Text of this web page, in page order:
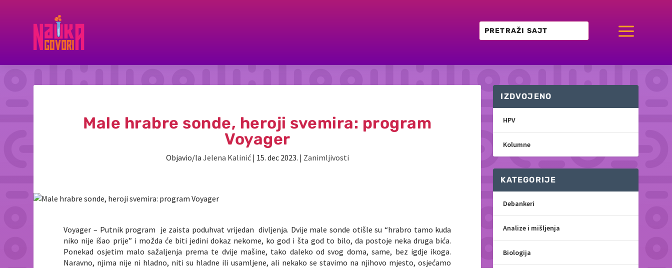
a
Male hrabre sonde, heroji svemira: program
Voyager
Objavio/la Jelena Kalinić| 15. dec 2023. | Zanimljivosti
Voyager – Putnik program je zaista poduhvat vrijedan divljenja. Dvije male sonde otišle su “hrabro tamo kuda
niko nije išao prije” i možda će biti jedini dokaz nekome, ko god i šta god to bilo, da postoje neka druga bića.
Ponekad osjetim malo sažaljenja prema te dvije mašine, tako daleko od svog doma, same, bez igdje ikoga.
Naravno, njima nije ni hladno, niti su hladne ili usamljene, ali nekako se stavimo na njihovo mjesto, osjećamo
IZDVOJENO
HPV
Kolumne
KATEGORIJE
Debankeri
Analize i mišljenja
Biologija